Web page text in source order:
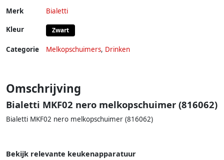
Merk Bialetti
Kleur Zwart
Categorie Melkopschuimers, Drinken
Omschrijving
Bialetti MKF02 nero melkopschuimer (816062)
Bialetti MKF02 nero melkopschuimer (816062)
Bekijk relevante keukenapparatuur